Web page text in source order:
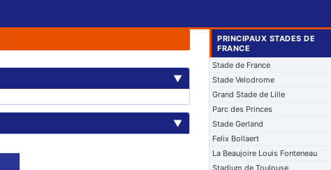
▼
▼
PRINCIPAUX STADES DE
FRANCE
Stade de France
Stade Velodrome
Grand Stade de Lille
Parc des Princes
Stade Gerland
Felix Bollaert
La Beaujoire Louis Fonteneau
Stadium de Toulouse